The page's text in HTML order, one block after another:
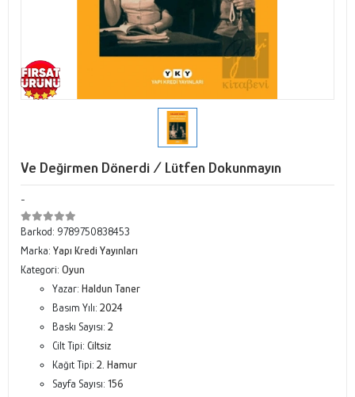
Ve Değirmen Dönerdi / Lütfen Dokunmayın
-
Barkod: 9789750838453
Marka: Yapı Kredi Yayınları
Kategori: Oyun
Yazar: Haldun Taner
Basım Yılı: 2024
Baskı Sayısı: 2
Cilt Tipi: Ciltsiz
Kağıt Tipi: 2. Hamur
Sayfa Sayısı: 156